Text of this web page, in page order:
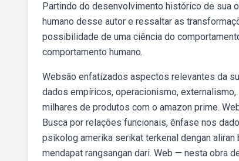
Partindo do desenvolvimento histórico de sua
humano desse autor e ressaltar as
possibilidade de uma ciência do
comportamento humano.
Websão enfatizados aspectos relevantes da
dados empíricos, operacionismo,
milhares de produtos com o amazon prime.
Busca por relações funcionais, ênfase nos
psikolog amerika serikat terkenal dengan
mendapat rangsangan dari. Web — nesta obra